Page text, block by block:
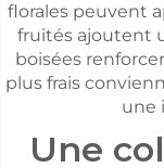
florales peuvent
fruités ajoutent
boisées
plus frais
une
Une